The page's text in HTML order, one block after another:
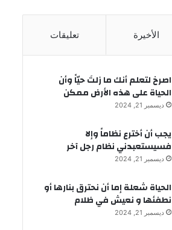
الأخيرة تعليقات
‫اصرخ لتعلم أنك ما زلتَ حيّاً وأن
الحياة على هذه الأرض ممكن
ديسمبر 21, 2024
يجب أن أخترع نظاماً وإلا
فسيستعبدني نظام رجل آخر
ديسمبر 21, 2024
الحياة شعلة إما أن نحترق بنارها أو
نطفئها و نعيش في ظلام
ديسمبر 21, 2024